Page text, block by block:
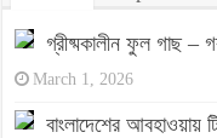
গ্রীষ্মকালীন ফুল গাছ –
March 1, 2026
বাংলাদেশের আবহাওয়ায়